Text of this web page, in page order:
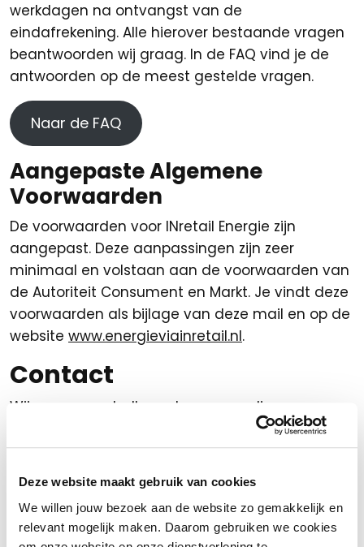
Deze website maakt gebruik van cookies
We willen jouw bezoek aan de website zo gemakkelijk en
relevant mogelijk maken. Daarom gebruiken we cookies
werkdagen na ontvangst van de
eindafrekening. Alle hierover bestaande vragen
beantwoorden wij graag. In de FAQ vind je de
antwoorden op de meest gestelde vragen.
Naar de FAQ
Aangepaste Algemene
Voorwaarden
De voorwaarden voor INretail Energie zijn
aangepast. Deze aanpassingen zijn zeer
minimaal en volstaan aan de voorwaarden van
de Autoriteit Consument en Markt. Je vindt deze
voorwaarden als bijlage van deze mail en op de
website www.energieviainretail.nl.
Contact
Wij nemen met alle ondernemers die nog geen
machtiging hebben afgegeven telefonisch
contact op om bovenstaande nog eens door te
spreken en het jou zo makkelijk mogelijk te
maken. Alle vragen die je hebt kan je op dat
moment stellen.